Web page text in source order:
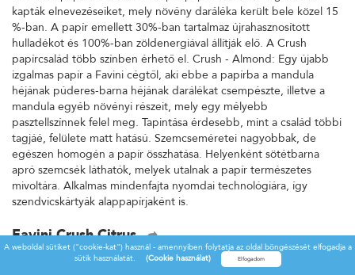
kapták elnevezéseiket, mely növény daráléka került bele közel 15
%-ban. A papír emellett 30%-ban tartalmaz újrahasznosított
hulladékot és 100%-ban zöldenergiával állítják elő. A Crush
papírcsalád több színben érhető el. Crush - Almond: Egy újabb
izgalmas papír a Favini cégtől, aki ebbe a papírba a mandula
héjának púderes-barna héjának darálékat csempészte, illetve a
mandula egyéb növényi részeit, mely egy mélyebb
pasztellszínnek felel meg. Tapintása érdesebb, mint a család többi
tagjáé, felülete matt hatású. Szemcseméretei nagyobbak, de
egészen homogén a papír összhatása. Helyenként sötétbarna
apró szemcsék láthatók, melyek utalnak a papír természetes
mivoltára. Alkalmas mindenfajta nyomdai technológiára, így
szendvicskártyák alappapírjaként is.
Favini Crush Citrus
Favini Crush - 250g/350g A Crush egy környezetbarát
papírcsalád, melynél különböző gyümölcsök és növények
A weboldal sütiket ("cookie-kat") használ - amennyiben folytatja az oldal böngészését elfogadja a
sütik használatát.
(Cookie használat)